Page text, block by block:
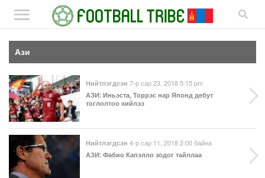
Ази
Нийтлэгдсэн 7-р сар 23, 2018 5:15 pm
АЗИ: Иньэста, Торрэс нар Японд дебут
тоглолтоо хийлээ
Нийтлэгдсэн 4-р сар 11, 2018 2:00 байна
АЗИ: Фабио Капэлло зодог тайллаа